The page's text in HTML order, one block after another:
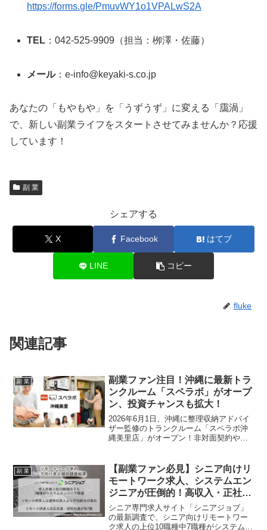
https://forms.gle/PmuvWY1o1VPALwS2A
TEL ：042-525-9909（担当：栁澤・佐藤）
メール：e-info@keyaki-s.co.jp
あなたの「もやもや」を「うずうず」に変える「靄渦」
で、新しい副業ライフをスタートさせてみませんか？応援
しています！
副 業
シェアする
X Facebook はてブ
LINE コピー
fluke
関連記事
副 業
副業ファン注目！沖縄に最新トラ
ンクルーム「スペラボ」がオープ
ン、投資チャンスも拡大！
2026年6月1日、沖縄に整理収納アドバイ
ザー監修のトランクルーム「スペラボ沖
縄美里店」がオープン！非対面契約や最
話題の「トランクルーム投資」に関する
情報や、Amazonランキング1位を獲得し
た書籍の無料プレゼントキャンペーンも
実施中。あなたの推し活を応援する、新
たな投資の可能性をチェックしましょ
う！
副 業
【副業ファン必見】シニア向けリ
モートワーク求人、システムエン
ジニアが圧倒的！高収入・正社員
のチャンスに注目
シニア専門求人サイト「シニアジョブ」
の最新調査で、シニア向けリモートワー
ク求人の上位10職種中7職種がシステムエ